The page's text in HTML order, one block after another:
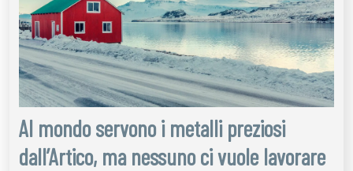
Al mondo servono i metalli preziosi
dall’Artico, ma nessuno ci vuole lavorare